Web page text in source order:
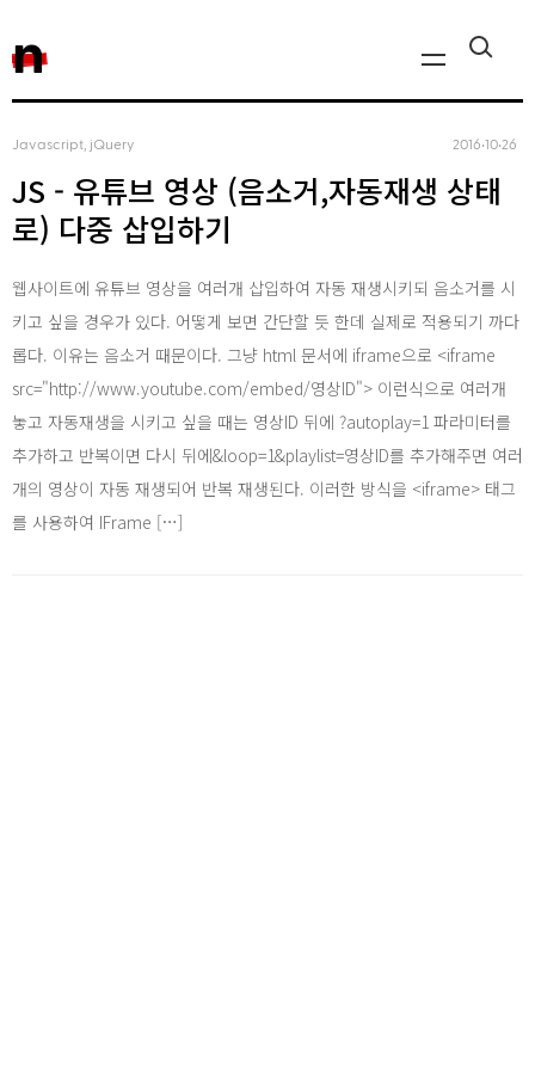
n
Javascript, jQuery
Reactjs
iOS
Android
AWS
Server
Html, CSS
Javascript, jQuery 2016‧10‧26
JS - 유튜브 영상 (음소거,자동재생 상태
로) 다중 삽입하기
웹사이트에 유튜브 영상을 여러개 삽입하여 자동 재생시키되 음소거를 시
키고 싶을 경우가 있다. 어떻게 보면 간단할 듯 한데 실제로 적용되기 까다
롭다. 이유는 음소거 때문이다. 그냥 html 문서에 iframe으로 <iframe
src="http://www.youtube.com/embed/영상ID"> 이런식으로 여러개
놓고 자동재생을 시키고 싶을 때는 영상ID 뒤에 ?autoplay=1 파라미터를
추가하고 반복이면 다시 뒤에&loop=1&playlist=영상ID를 추가해주면 여러
개의 영상이 자동 재생되어 반복 재생된다. 이러한 방식을 <iframe> 태그
를 사용하여 IFrame […]